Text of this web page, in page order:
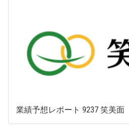
業績予想レポート 9237 笑美面